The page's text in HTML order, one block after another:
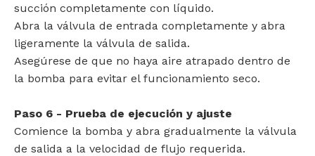
succión completamente con líquido.
Abra la válvula de entrada completamente y abra
ligeramente la válvula de salida.
Asegúrese de que no haya aire atrapado dentro de
la bomba para evitar el funcionamiento seco.
Paso 6 - Prueba de ejecución y ajuste
Comience la bomba y abra gradualmente la válvula
de salida a la velocidad de flujo requerida.